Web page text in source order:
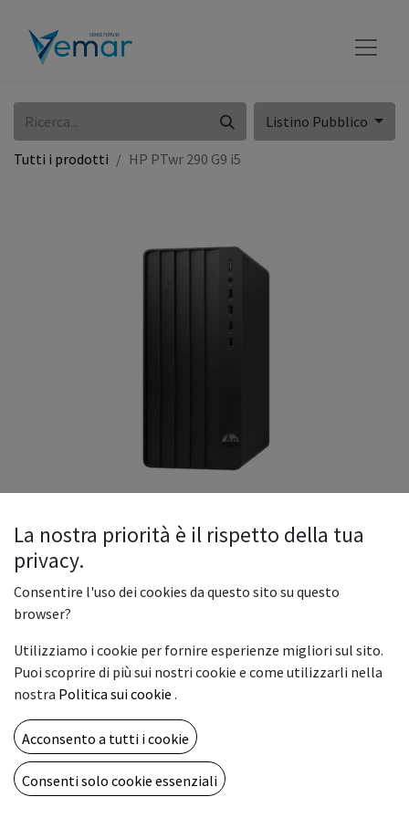
Listino Pubblico
Tutti i prodotti HP PTwr 290 G9 i5
HP PTwr 290 G9 i5
HP PTwr 290 G9 i5-13500 8GB/256 3YW W11P
499,00€
AGGIUNGI AL CARRELLO
La nostra priorità è il rispetto della tua
privacy.
Consentire l'uso dei cookies da questo sito su questo
browser?
Utilizziamo i cookie per fornire esperienze migliori sul sito.
Puoi scoprire di più sui nostri cookie e come utilizzarli nella
nostra Politica sui cookie .
Acconsento a tutti i cookie
Consenti solo cookie essenziali